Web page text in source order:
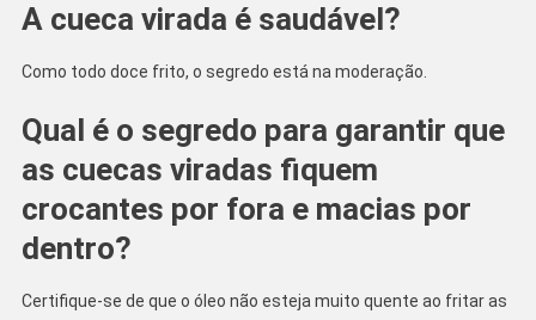
A cueca virada é saudável?
Como todo doce frito, o segredo está na moderação.
Qual é o segredo para garantir que
as cuecas viradas fiquem
crocantes por fora e macias por
dentro?
Certifique-se de que o óleo não esteja muito quente ao fritar as